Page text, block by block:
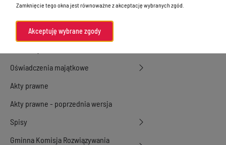
Nieodpłatna pomoc prawna
Oświadczenia majątkowe
Akty prawne
Akty prawne - poprzednia wersja
Spisy
Gminna Komisja Rozwiązywania
Zamknięcie tego okna jest równoważne z akceptację wybranych zgód.
Akceptuję wybrane zgody